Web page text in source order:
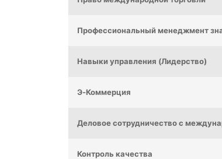
Профессиональный менеджмент
Навыки управления (Лидерство)
Э-Коммерция
Деловое сотрудничество с
Контроль качества